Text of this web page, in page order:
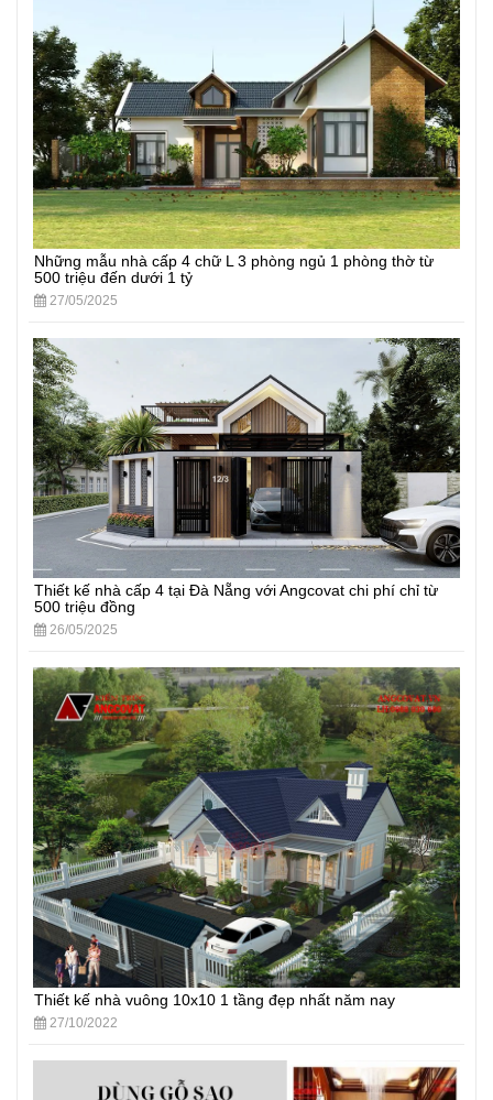
Những mẫu nhà cấp 4 chữ L 3 phòng ngủ 1 phòng thờ từ
500 triệu đến dưới 1 tỷ
27/05/2025
Thiết kế nhà cấp 4 tại Đà Nẵng với Angcovat chi phí chỉ từ
500 triệu đồng
26/05/2025
Thiết kế nhà vuông 10x10 1 tầng đẹp nhất năm nay
27/10/2022